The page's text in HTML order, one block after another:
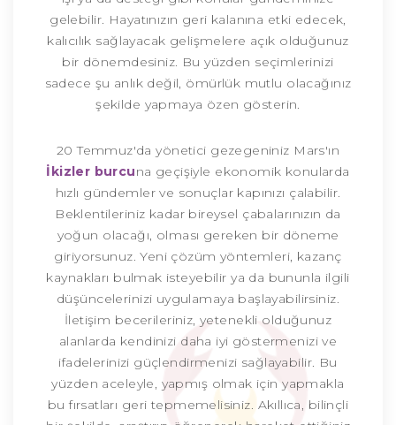
gelebilir. Hayatınızın geri kalanına etki edecek,
kalıcılık sağlayacak gelişmelere açık olduğunuz
bir dönemdesiniz. Bu yüzden seçimlerinizi
sadece şu anlık değil, ömürlük mutlu olacağınız
şekilde yapmaya özen gösterin.
20 Temmuz'da yönetici gezegeniniz Mars'ın
İkizler burcuna geçişiyle ekonomik konularda
hızlı gündemler ve sonuçlar kapınızı çalabilir.
Beklentileriniz kadar bireysel çabalarınızın da
yoğun olacağı, olması gereken bir döneme
giriyorsunuz. Yeni çözüm yöntemleri, kazanç
kaynakları bulmak isteyebilir ya da bununla ilgili
düşüncelerinizi uygulamaya başlayabilirsiniz.
İletişim becerileriniz, yetenekli olduğunuz
alanlarda kendinizi daha iyi göstermenizi ve
ifadelerinizi güçlendirmenizi sağlayabilir. Bu
yüzden aceleyle, yapmış olmak için yapmakla
bu fırsatları geri tepmemelisiniz. Akıllıca, bilinçli